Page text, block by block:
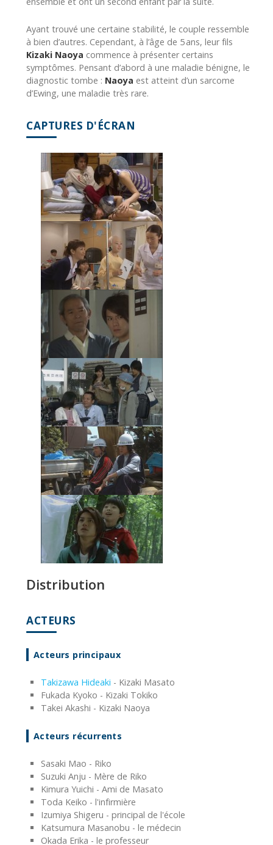
Ayant trouvé une certaine stabilité, le couple ressemble
à bien d’autres. Cependant, à l’âge de 5 ans, leur fils
Kizaki Naoya commence à présenter certains
symptômes. Pensant d’abord à une maladie bénigne, le
diagnostic tombe : Naoya est atteint d’un sarcome
d’Ewing, une maladie très rare.
CAPTURES D'ÉCRAN
Distribution
ACTEURS
Acteurs principaux
Takizawa Hideaki - Kizaki Masato
Fukada Kyoko - Kizaki Tokiko
Takei Akashi - Kizaki Naoya
Acteurs récurrents
Sasaki Mao - Riko
Suzuki Anju - Mère de Riko
Kimura Yuichi - Ami de Masato
Toda Keiko - l'infirmière
Izumiya Shigeru - principal de l'école
Katsumura Masanobu - le médecin
Okada Erika - le professeur